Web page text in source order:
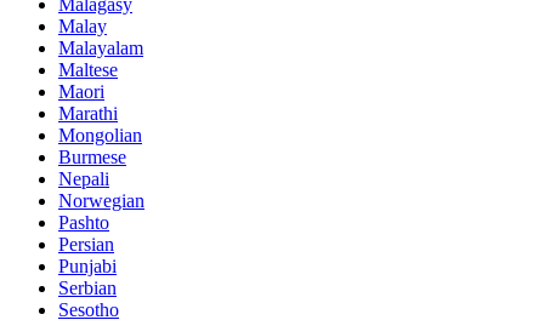
Malay
Malayalam
Maltese
Maori
Marathi
Mongolian
Burmese
Nepali
Norwegian
Pashto
Persian
Punjabi
Serbian
Sesotho